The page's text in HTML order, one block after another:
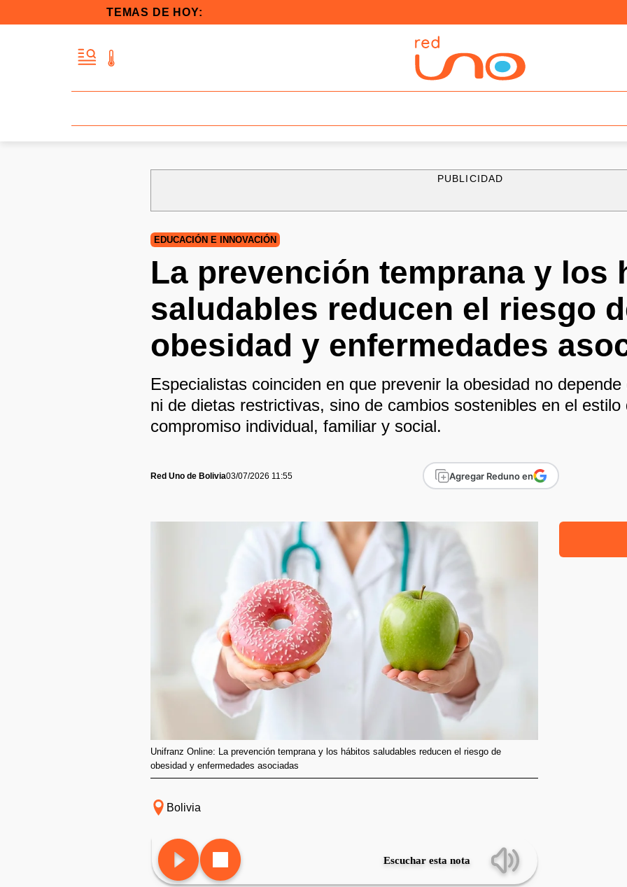
TEMAS DE HOY:
PUBLICIDAD
EDUCACIÓN E INNOVACIÓN
La prevención temprana y los
saludables reducen el riesgo
obesidad y enfermedades
Especialistas coinciden en que prevenir la obesidad no
ni de dietas restrictivas, sino de cambios sostenibles en el estilo
compromiso individual, familiar y social.
Red Uno de Bolivia03/07/2026 11:55 Agregar Reduno en
Unifranz Online: La prevención temprana y los hábitos saludables reducen el riesgo de
obesidad y enfermedades asociadas
Bolivia
Escuchar esta nota